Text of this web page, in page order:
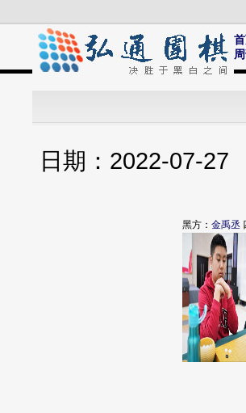
日期：2022-
黑方： 金禹丞